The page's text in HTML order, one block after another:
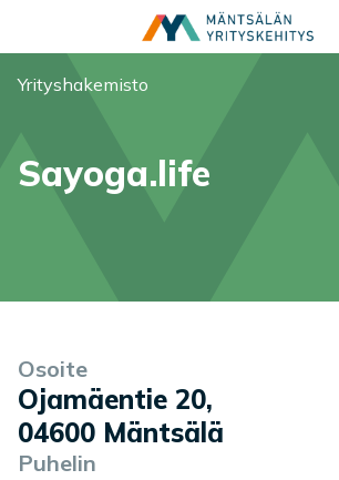
Olet tässä:
Yrityshakemisto
Sayoga.life
Yrityksen tiedot
Osoite
Ojamäentie 20,
04600 Mäntsälä
Puhelin
Palvelukuvaus